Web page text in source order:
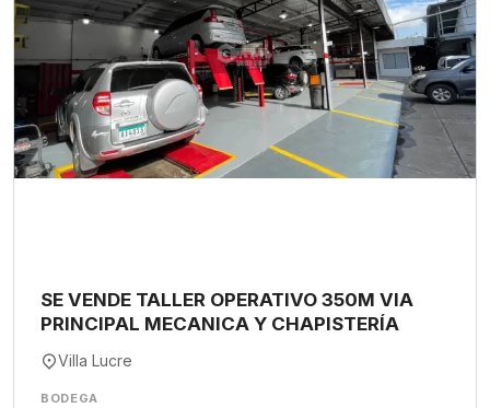
SE VENDE TALLER OPERATIVO 350M VIA
PRINCIPAL MECANICA Y CHAPISTERÍA
Villa Lucre
BODEGA